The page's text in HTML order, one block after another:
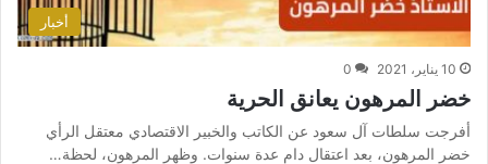
أخبار
10 يناير، 2021 0
خضر المرهون يعانق الحرية
أفرجت سلطات آل سعود عن الكاتب والخبير الاقتصادي معتقل الرأي
خضر المرهون، بعد اعتقال دام عدة سنوات. وظهر المرهون، لحظة…